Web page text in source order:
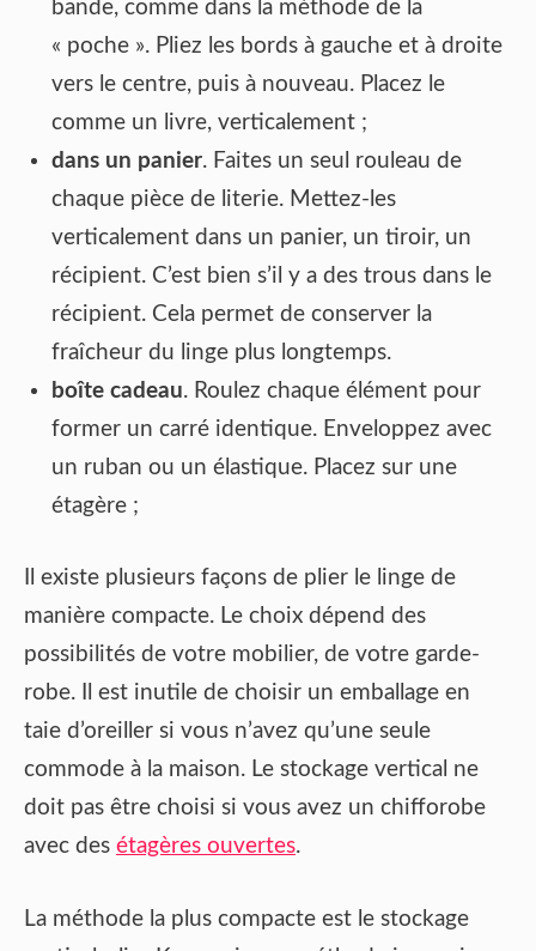
bande, comme dans la méthode de la
« poche ». Pliez les bords à gauche et à droite
vers le centre, puis à nouveau. Placez le
comme un livre, verticalement ;
dans un panier. Faites un seul rouleau de
chaque pièce de literie. Mettez-les
verticalement dans un panier, un tiroir, un
récipient. C’est bien s’il y a des trous dans le
récipient. Cela permet de conserver la
fraîcheur du linge plus longtemps.
boîte cadeau. Roulez chaque élément pour
former un carré identique. Enveloppez avec
un ruban ou un élastique. Placez sur une
étagère ;
Il existe plusieurs façons de plier le linge de
manière compacte. Le choix dépend des
possibilités de votre mobilier, de votre garde-
robe. Il est inutile de choisir un emballage en
taie d’oreiller si vous n’avez qu’une seule
commode à la maison. Le stockage vertical ne
doit pas être choisi si vous avez un chifforobe
avec des étagères ouvertes.
La méthode la plus compacte est le stockage